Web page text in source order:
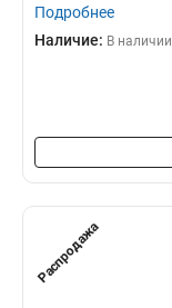
Подробнее
Наличие: В наличии
Распродажа